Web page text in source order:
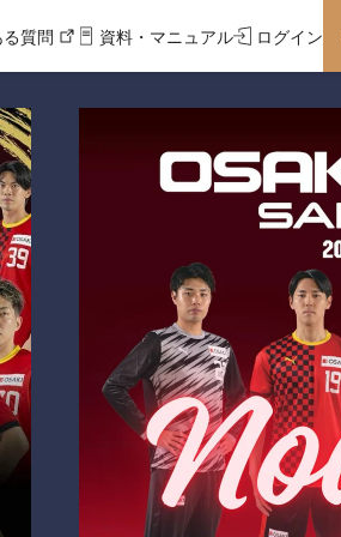
質問 資料・マニュアル ログイン